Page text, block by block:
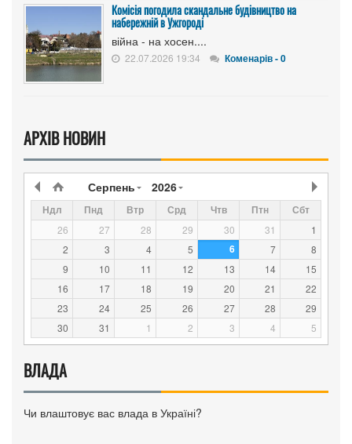
Комісія погодила скандальне будівництво на
набережній в Ужгороді
війна - на хосен....
22.07.2026 19:34 Коменарів - 0
АРХІВ НОВИН
Серпень 2026
Ндл Пнд Втр Срд Чтв Птн Сбт
26 27 28 29 30 31
1
2
3 4 5 6 7
8
9
10 11 12 13 14
15
16
17 18 19 20 21
22
23
24 25 26 27 28
29
30
31 1 2 3 4 5
ВЛАДА
Чи влаштовує вас влада в Україні?